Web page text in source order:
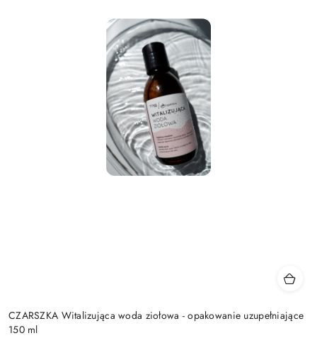
CZARSZKA Witalizująca woda ziołowa - opakowanie uzupełniające
150 ml